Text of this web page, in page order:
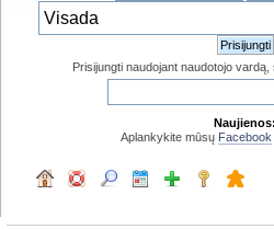
Prisijungti naudojant naudotojo
Naujienos:
Aplankykite mūsų Facebook